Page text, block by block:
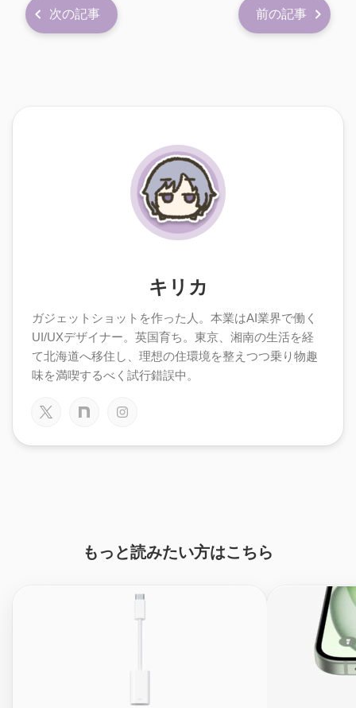
次の記事 前の記事
キリカ
ガジェットショットを作った人。本業はAI業界で働く
UI/UXデザイナー。英国育ち。東京、湘南の生活を経
て北海道へ移住し、理想の住環境を整えつつ乗り物趣
味を満喫するべく試行錯誤中。
もっと読みたい方はこちら